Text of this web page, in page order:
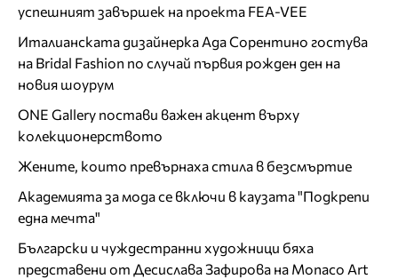
успешният завършек на проекта FEA-VEE
Италианската дизайнерка Ада Сорентино гостува
на Bridal Fashion по случай първия рожден ден на
новия шоурум
ONE Gallery постави важен акцент върху
колекционерството
Жените, които превърнаха стила в безсмъртие
Академията за мода се включи в каузата "Подкрепи
една мечта"
Български и чуждестранни художници бяха
представени от Десислава Зафирова на Monaco Art